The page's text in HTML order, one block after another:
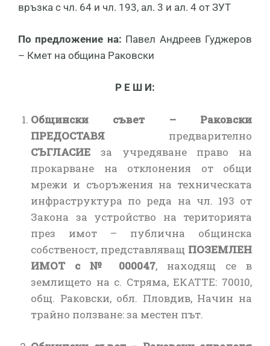
връзка с чл. 64 и чл. 193, ал. 3 и ал. 4 от ЗУТ
По предложение на: Павел Андреев Гуджеров
– Кмет на община Раковски
Р Е Ш И:
Общински съвет – Раковски
ПРЕДОСТАВЯ предварително
СЪГЛАСИЕ за учредяване право на
прокарване на отклонения от общи
мрежи и съоръжения на техническата
инфраструктура по реда на чл. 193 от
Закона за устройство на територията
през имот – публична общинска
собственост, представляващ ПОЗЕМЛЕН
ИМОТ с № 000047, находящ се в
землището на с. Стряма, ЕКАТТЕ: 70010,
общ. Раковски, обл. Пловдив, Начин на
трайно ползване: за местен път.